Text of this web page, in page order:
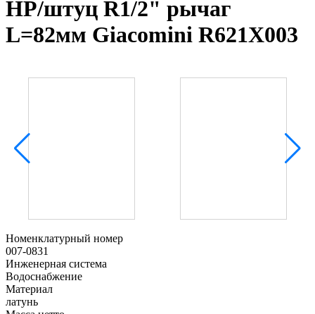
НР/штуц R1/2" рычаг
L=82мм Giacomini R621X003
Номенклатурный номер
007-0831
Инженерная система
Водоснабжение
Материал
латунь